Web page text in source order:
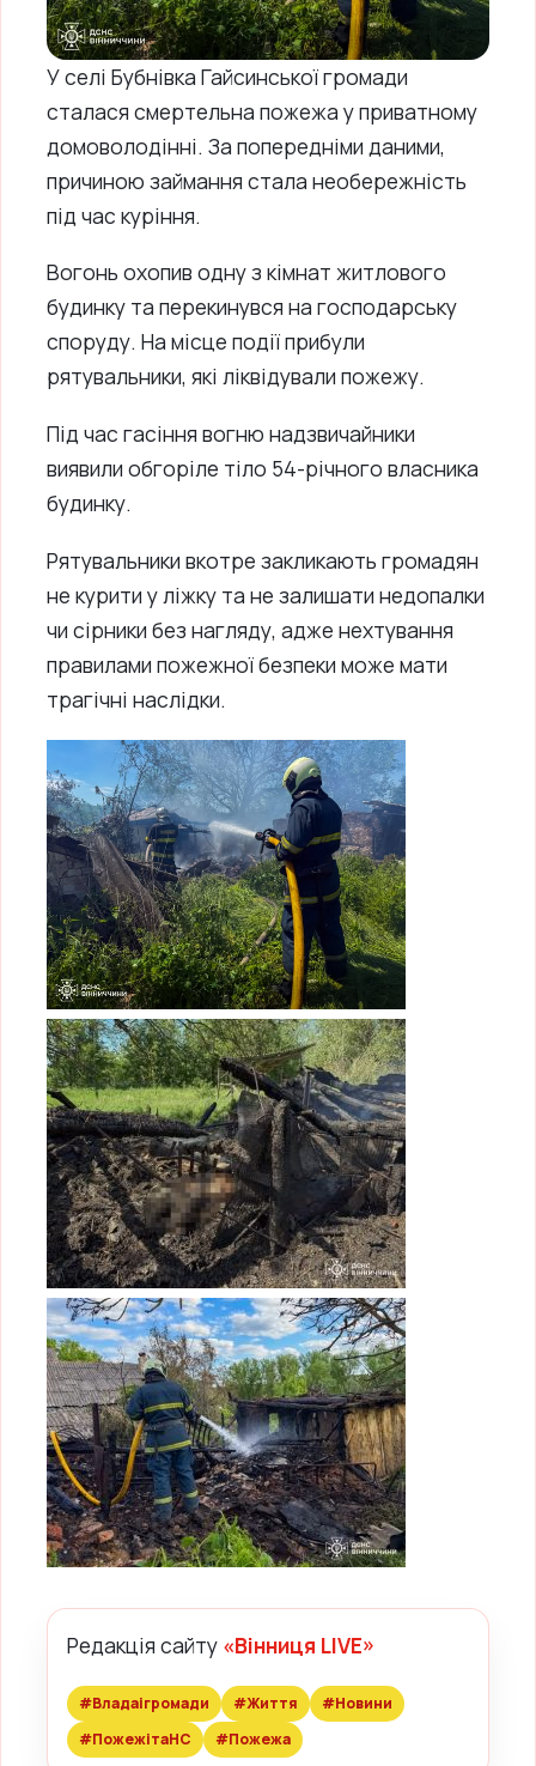
У селі Бубнівка Гайсинської громади
сталася смертельна пожежа у приватному
домоволодінні. За попередніми даними,
причиною займання стала необережність
під час куріння.
Вогонь охопив одну з кімнат житлового
будинку та перекинувся на господарську
споруду. На місце події прибули
рятувальники, які ліквідували пожежу.
Під час гасіння вогню надзвичайники
виявили обгоріле тіло 54-річного власника
будинку.
Рятувальники вкотре закликають громадян
не курити у ліжку та не залишати недопалки
чи сірники без нагляду, адже нехтування
правилами пожежної безпеки може мати
трагічні наслідки.
Редакція сайту «Вінниця LIVE»
#Владаігромади #Життя
#Новини
#ПожежітаНС
#Пожежа